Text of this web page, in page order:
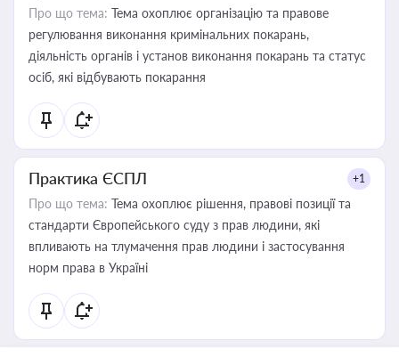
Про що тема: Тема охоплює організацію та правове
регулювання виконання кримінальних покарань,
діяльність органів і установ виконання покарань та статус
осіб, які відбувають покарання
Практика ЄСПЛ +1
Про що тема: Тема охоплює рішення, правові позиції та
стандарти Європейського суду з прав людини, які
впливають на тлумачення прав людини і застосування
норм права в Україні